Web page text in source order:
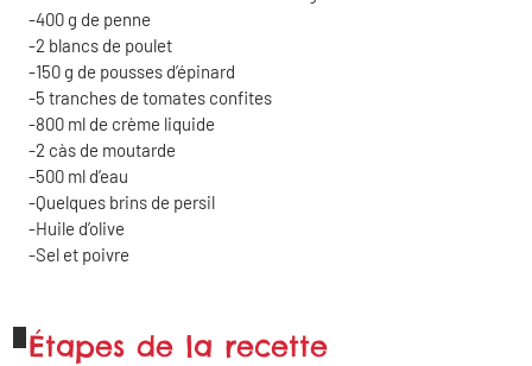
400 g de penne
2 blancs de poulet
150 g de pousses d’épinard
5 tranches de tomates confites
800 ml de crème liquide
2 càs de moutarde
500 ml d’eau
Quelques brins de persil
Huile d’olive
Sel et poivre
Étapes de la recette